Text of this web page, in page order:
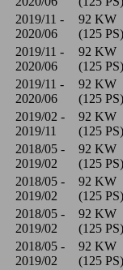
2019/11 -
2020/06
92 KW
(125 PS)
2019/11 -
2020/06
92 KW
(125 PS)
2019/11 -
2020/06
92 KW
(125 PS)
2019/02 -
2019/11
92 KW
(125 PS)
2018/05 -
2019/02
92 KW
(125 PS)
2018/05 -
2019/02
92 KW
(125 PS)
2018/05 -
2019/02
92 KW
(125 PS)
2018/05 -
2019/02
92 KW
(125 PS)